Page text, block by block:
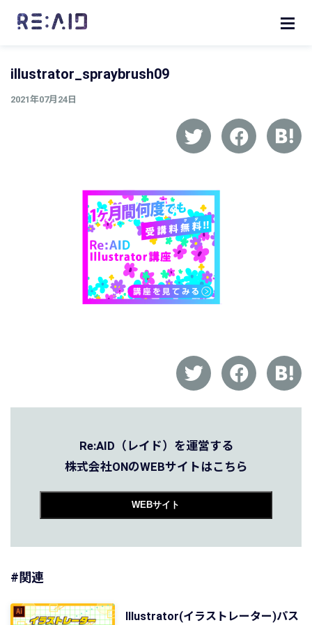
illustrator_spraybrush09
2021年07月24日
Re:AID（レイド）を運営する
株式会社ONのWEBサイトはこちら
WEBサイト
#関連
Illustrator(イラストレーター)パス